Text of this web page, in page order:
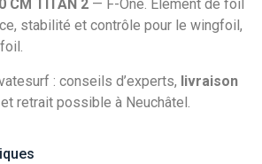
CM TITAN 2 — F-One. Élément de foil
stabilité et contrôle pour le wingfoil,
: conseils d’experts, livraison
et retrait possible à Neuchâtel.